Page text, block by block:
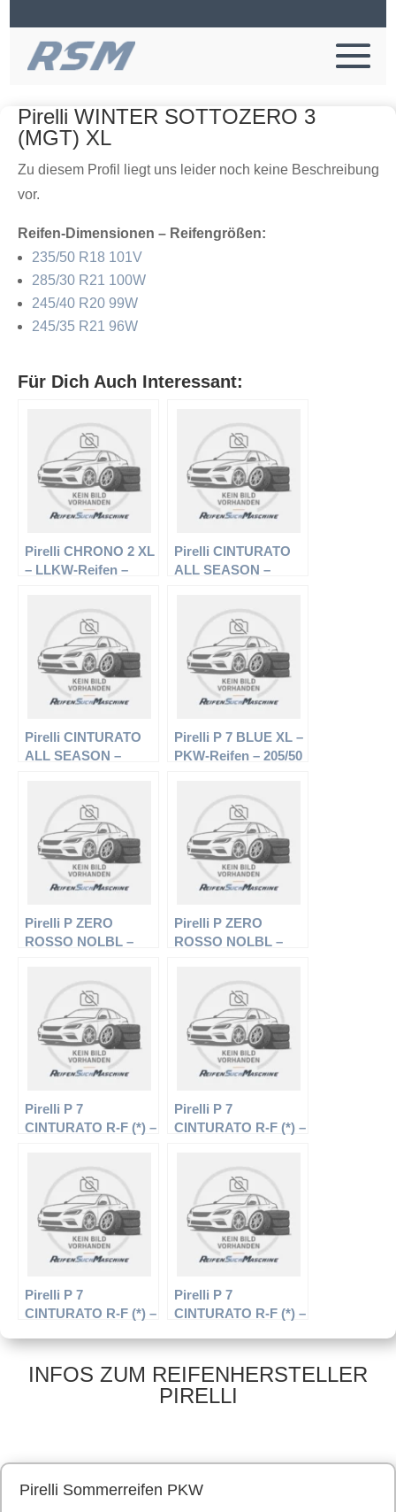
Pirelli WINTER SOTTOZERO 3
(MGT) XL
Zu diesem Profil liegt uns leider noch keine Beschreibung
vor.
Reifen-Dimensionen – Reifengrößen:
235/50 R18 101V
285/30 R21 100W
245/40 R20 99W
245/35 R21 96W
Für Dich Auch Interessant:
Pirelli CHRONO 2 XL
– LLKW-Reifen –
Pirelli CINTURATO
ALL SEASON –
Ganzjahresreifen
Pirelli CINTURATO
ALL SEASON –
Ganzjahresreifen
Pirelli P 7 BLUE XL –
PKW-Reifen – 205/50
Pirelli P ZERO
ROSSO NOLBL –
Sommerreifen
Pirelli P ZERO
ROSSO NOLBL –
Sommerreifen
Pirelli P 7
CINTURATO R-F (*) –
Sommerreifen
Pirelli P 7
CINTURATO R-F (*) –
Sommerreifen
Pirelli P 7
CINTURATO R-F (*) –
R18 91V –
Sommerreifen
Pirelli P 7
CINTURATO R-F (*) –
R18 95 W –
Sommerreifen
INFOS ZUM REIFENHERSTELLER
PIRELLI
Pirelli Sommerreifen PKW